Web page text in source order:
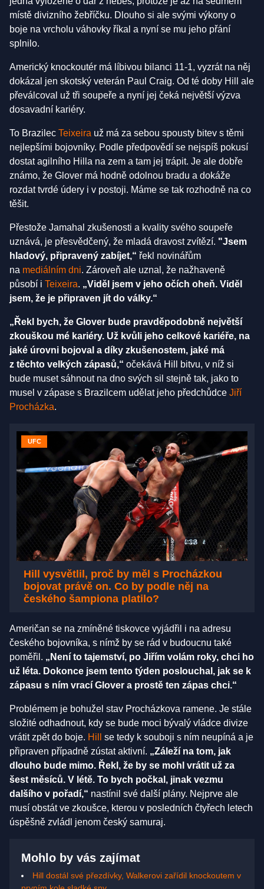
místě divizního žebříčku. Dlouho si ale svými výkony o
boje na vrcholu váhovky říkal a nyní se mu jeho přání
splnilo.
Americký knockoutér má líbivou bilanci 11-1, vyzrát na něj
dokázal jen skotský veterán Paul Craig. Od té doby Hill ale
převálcoval už tři soupeře a nyní jej čeká největší výzva
dosavadní kariéry.
To Brazilec Teixeira už má za sebou spousty bitev s těmi
nejlepšími bojovníky. Podle předpovědí se nejspíš pokusí
dostat agilního Hilla na zem a tam jej trápit. Je ale dobře
známo, že Glover má hodně odolnou bradu a dokáže
rozdat tvrdé údery i v postoji. Máme se tak rozhodně na co
těšit.
Přestože Jamahal zkušenosti a kvality svého soupeře
uznává, je přesvědčený, že mladá dravost zvítězí. "Jsem
hladový, připravený zabíjet,“ řekl novinářům
na mediálním dni. Zároveň ale uznal, že nažhaveně
působí i Teixeira. „Viděl jsem v jeho očích oheň. Viděl
jsem, že je připraven jít do války.“
„Řekl bych, že Glover bude pravděpodobně největší
zkouškou mé kariéry. Už kvůli jeho celkové kariéře, na
jaké úrovni bojoval a díky zkušenostem, jaké má
z těchto velkých zápasů,“ očekává Hill bitvu, v níž si
bude muset sáhnout na dno svých sil stejně tak, jako to
musel v zápase s Brazilcem udělat jeho předchůdce Jiří
Procházka.
UFC
Hill vysvětlil, proč by měl s Procházkou
bojovat právě on. Co by podle něj na
českého šampiona platilo?
Američan se na zmíněné tiskovce vyjádřil i na adresu
českého bojovníka, s nímž by se rád v budoucnu také
poměřil. „Není to tajemství, po Jiřím volám roky, chci ho
už léta. Dokonce jsem tento týden poslouchal, jak se k
zápasu s ním vrací Glover a prostě ten zápas chci.“
Problémem je bohužel stav Procházkova ramene. Je stále
složité odhadnout, kdy se bude moci bývalý vládce divize
vrátit zpět do boje. Hill
se tedy k souboji s ním neupíná a je
připraven případně zústat aktivní. „Záleží na tom, jak
dlouho bude mimo. Řekl, že by se mohl vrátit už za
šest měsíců. V létě. To bych počkal, jinak vezmu
dalšího v pořadí,“ nastínil své další plány. Nejprve ale
musí obstát ve zkoušce, kterou v posledních čtyřech letech
úspěšně zvládl jenom český samuraj.
Mohlo by vás zajímat
Hill dostál své přezdívky, Walkerovi zařídil knockoutem v